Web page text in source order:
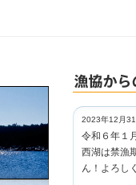
2023年12月31
令和６年１
西湖は禁漁
ん！よろし